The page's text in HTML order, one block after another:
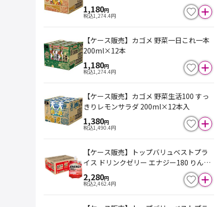
1,180円
税込1,274.4円
【ケース販売】カゴメ 野菜一日これ一本
200ml×12本
1,180円
税込1,274.4円
【ケース販売】カゴメ 野菜生活100 すっ
きりレモンサラダ 200ml×12本入
1,380円
税込1,490.4円
【ケース販売】トップバリュベストプラ
イス ドリンクゼリー エナジー180 りんご
味 180g×24個
2,280円
税込2,462.4円